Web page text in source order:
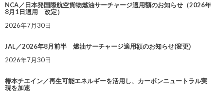
NCA／日本発国際航空貨物燃油サーチャージ適用額のお知らせ（2026年
8月1日適用 改定）
2026年7月30日
JAL／2026年8月前半 燃油サーチャージ適用額のお知らせ(変更)
2026年7月30日
椿本チエイン／再生可能エネルギーを活用し、カーボンニュートラル実
現を加速